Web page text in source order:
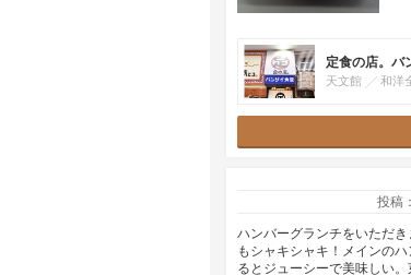
定食の店。バ
天文館 和洋
投稿
ハンバーグランチをいただ
もシャキシャキ！メインの
るとジューシーで美味しい